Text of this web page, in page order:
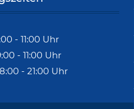
- 11:00 Uhr
- 11:00 Uhr
- 21:00 Uhr